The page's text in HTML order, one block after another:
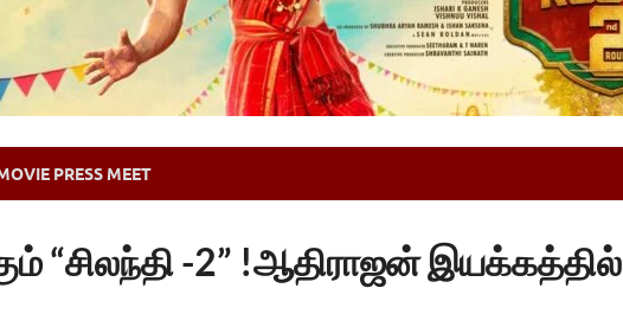
PRESS MEET
“சிலந்தி -2” !ஆதிராஜன் இயக்கத்தில்